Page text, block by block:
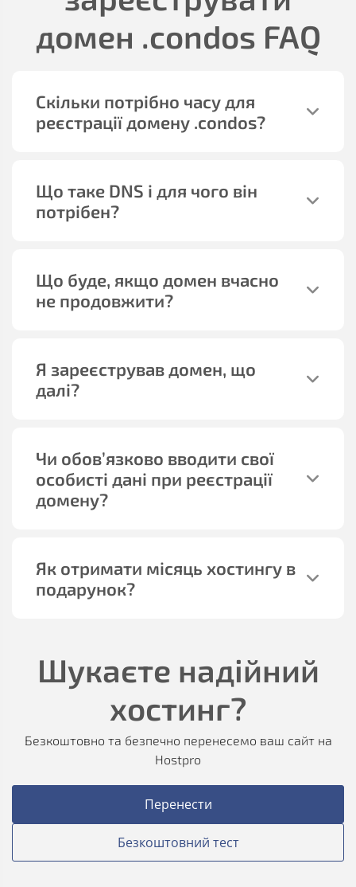
домен .condos FAQ
Скільки потрібно часу для
реєстрації домену .condos?
Що таке DNS і для чого він
потрібен?
Що буде, якщо домен вчасно
не продовжити?
Я зареєстрував домен, що
далі?
Чи обов’язково вводити свої
особисті дані при реєстрації
домену?
Як отримати місяць хостингу в
подарунок?
Шукаєте надійний
хостинг?
Безкоштовно та безпечно перенесемо ваш сайт на
Hostpro
Перенести
Безкоштовний тест